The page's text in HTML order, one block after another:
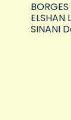
SINANI